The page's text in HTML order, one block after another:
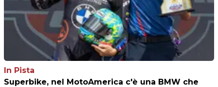
In Pista
Superbike, nel MotoAmerica c'è una BMW che